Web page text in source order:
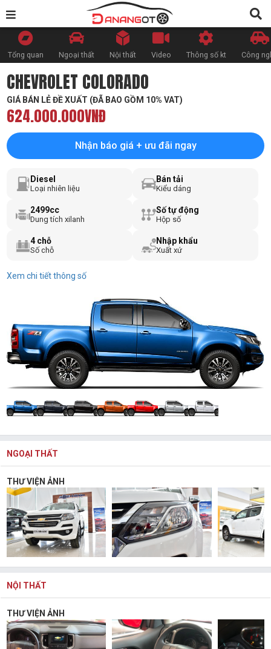
Tổng quan Ngoại thất Nội thất Video Thông số kt Công
CHEVROLET COLORADO
GIÁ BÁN LẺ ĐỀ XUẤT (ĐÃ BAO GỒM 10% VAT)
624.000.000VNĐ
Nhận báo giá + ưu đãi ngay
Diesel
Loại nhiên liệu
Bán tải
Kiểu dáng
2499cc
Dung tích xilanh
Số tự động
Hộp số
4 chỗ
Số chỗ
Nhập khẩu
Xuất xứ
Xem chi tiết thông số
NGOẠI THẤT
THƯ VIỆN ẢNH
NỘI THẤT
THƯ VIỆN ẢNH